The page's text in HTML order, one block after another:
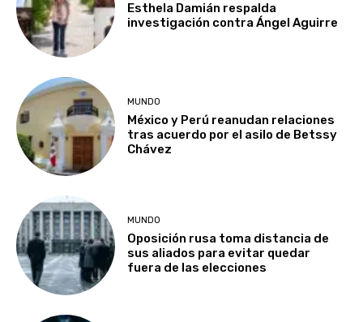
Esthela Damián respalda
investigación contra Ángel Aguirre
MUNDO
México y Perú reanudan relaciones
tras acuerdo por el asilo de Betssy
Chávez
MUNDO
Oposición rusa toma distancia de
sus aliados para evitar quedar
fuera de las elecciones